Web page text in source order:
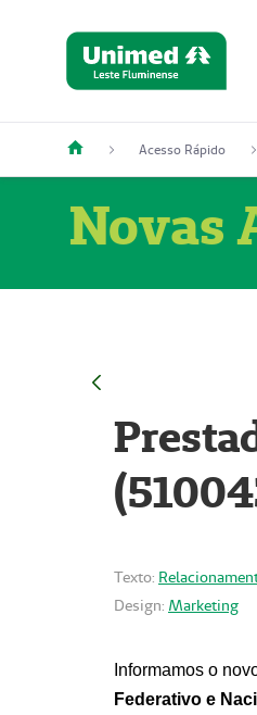
Acesso Rápido
Novas
Texto:
Design: Marketing
Informamos o
Federativo e